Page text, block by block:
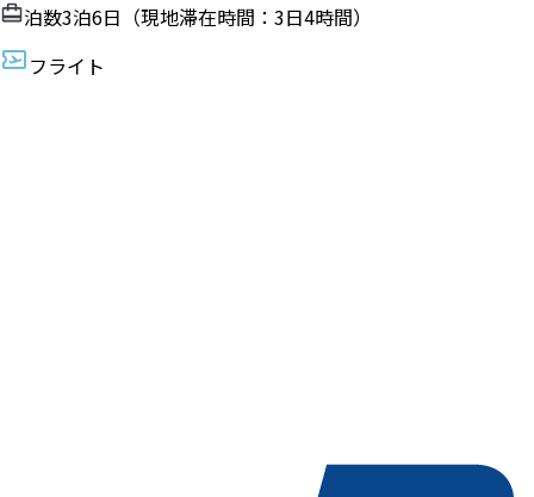
泊数3泊6日（現地滞在時間： 3日4時間）
フライト